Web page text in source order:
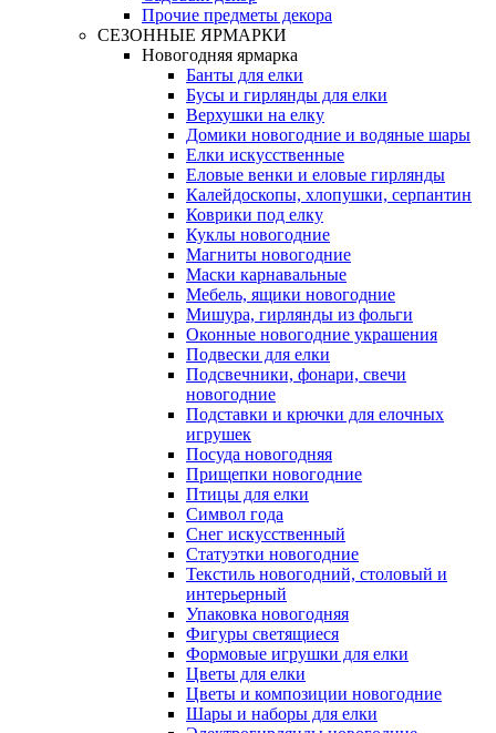
Прочие предметы декора
СЕЗОННЫЕ ЯРМАРКИ
Новогодняя ярмарка
Банты для елки
Бусы и гирлянды для елки
Верхушки на елку
Домики новогодние и водяные шары
Елки искусственные
Еловые венки и еловые гирлянды
Калейдоскопы, хлопушки, серпантин
Коврики под елку
Куклы новогодние
Магниты новогодние
Маски карнавальные
Мебель, ящики новогодние
Мишура, гирлянды из фольги
Оконные новогодние украшения
Подвески для елки
Подсвечники, фонари, свечи
новогодние
Подставки и крючки для елочных
игрушек
Посуда новогодняя
Прищепки новогодние
Птицы для елки
Символ года
Снег искусственный
Статуэтки новогодние
Текстиль новогодний, столовый и
интерьерный
Упаковка новогодняя
Фигуры светящиеся
Формовые игрушки для елки
Цветы для елки
Цветы и композиции новогодние
Шары и наборы для елки